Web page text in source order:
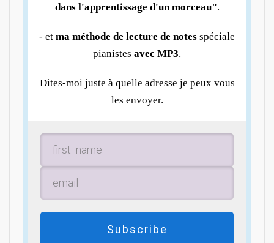
dans l'apprentissage d'un morceau".
- et ma méthode de lecture de notes spéciale
pianistes avec MP3.
Dites-moi juste à quelle adresse je peux vous
les envoyer.
Subscribe